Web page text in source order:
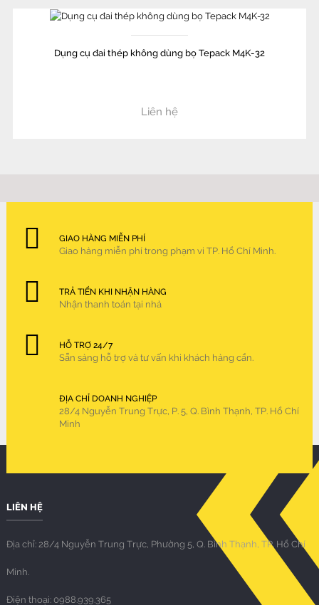
Dụng cụ đai thép không dùng bọ Tepack M4K-32
Liên hệ
GIAO HÀNG MIỄN PHÍ
Giao hàng miễn phí trong phạm vi TP. Hồ Chí Minh.
TRẢ TIỀN KHI NHẬN HÀNG
Nhận thanh toán tại nhà
HỖ TRỢ 24/7
Sẵn sàng hỗ trợ và tư vấn khi khách hàng cần.
ĐỊA CHỈ DOANH NGHIỆP
28/4 Nguyễn Trung Trực, P. 5, Q. Bình Thạnh, TP. Hồ Chí
Minh
LIÊN HỆ
Địa chỉ: 28/4 Nguyễn Trung Trực, Phường 5, Q. Bình Thạnh, TP. Hồ Chí
Minh.
Điện thoại: 0988.939.365